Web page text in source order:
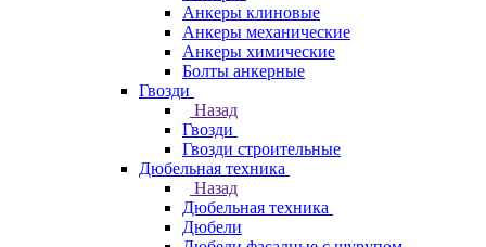
Анкеры клиновые
Анкеры механические
Анкеры химические
Болты анкерные
Гвозди
Назад
Гвозди
Гвозди строительные
Дюбельная техника
Назад
Дюбельная техника
Дюбели